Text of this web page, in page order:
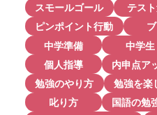
スモールゴール
テス
ピンポイント行動
中学準備
中学生
個人指導
内申点ア
勉強のやり方
勉強を楽
叱り方
国語の勉